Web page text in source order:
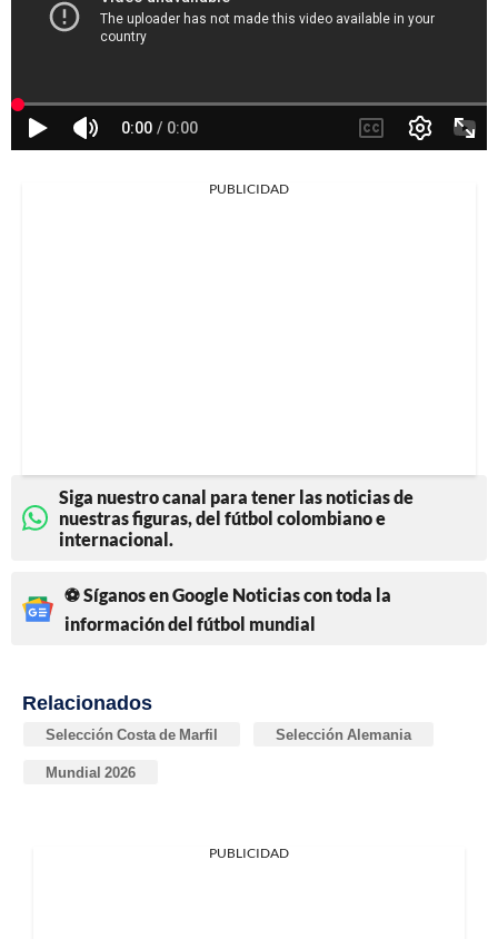
PUBLICIDAD
Siga nuestro canal para tener las noticias de
nuestras figuras, del fútbol colombiano e
internacional.
⚽ Síganos en Google Noticias con toda la
información del fútbol mundial
Relacionados
Selección Costa de Marfil Selección Alemania
Mundial 2026
PUBLICIDAD